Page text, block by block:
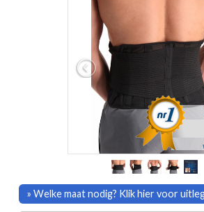
» Welke maat nodig? Klik hier voor